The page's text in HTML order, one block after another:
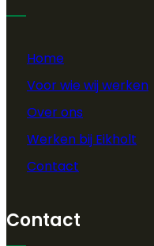
Home
Voor wie wij werken
Over ons
Werken bij Eikholt
Contact
Contact